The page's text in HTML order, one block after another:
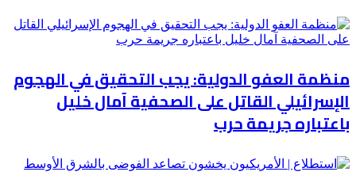
منظمة العفو الدولية: يجب التحقيق في الهجوم
الإسرائيلي القاتل على الصحفية آمال خليل
باعتباره جريمة حرب